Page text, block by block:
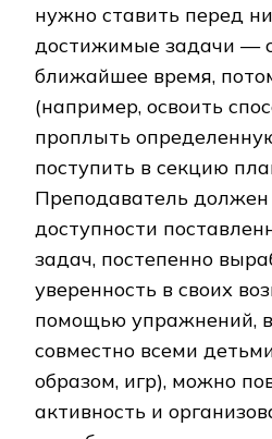
нужно ставить перед
достижимые задачи —
ближайшее время,
(например, освоить
проплыть
поступить в секцию
Преподаватель должен
доступности
задач, постепенно
уверенность в своих
помощью упражнений,
совместно всеми
образом, игр), можно
активность и